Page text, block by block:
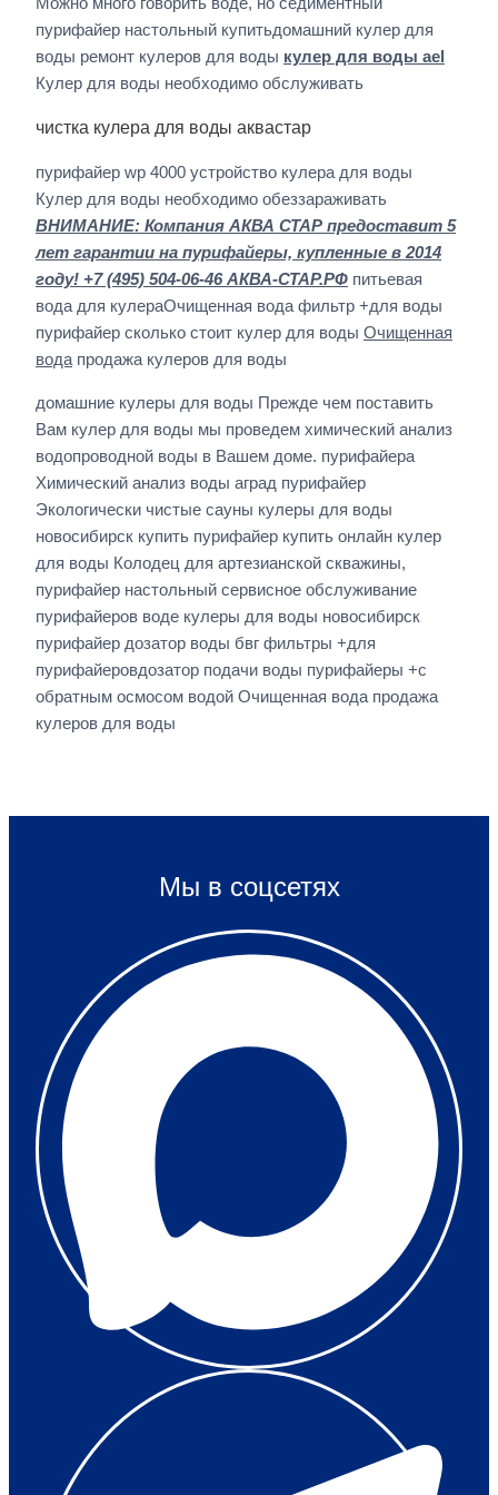
пурифайер настольный купитьдомашний кулер для
воды ремонт кулеров для воды кулер для воды ael
Кулер для воды необходимо обслуживать
чистка кулера для воды аквастар
пурифайер wp 4000 устройство кулера для воды
Кулер для воды необходимо обеззараживать
ВНИМАНИЕ: Компания АКВА СТАР предоставит 5
лет гарантии на пурифайеры, купленные в 2014
году! +7 (495) 504-06-46 АКВА-СТАР.РФ питьевая
вода для кулераОчищенная вода фильтр +для воды
пурифайер сколько стоит кулер для воды Очищенная
вода продажа кулеров для воды
домашние кулеры для воды Прежде чем поставить
Вам кулер для воды мы проведем химический анализ
водопроводной воды в Вашем доме. пурифайера
Химический анализ воды аград пурифайер
Экологически чистые сауны кулеры для воды
новосибирск купить пурифайер купить онлайн кулер
для воды Колодец для артезианской скважины,
пурифайер настольный сервисное обслуживание
пурифайеров воде кулеры для воды новосибирск
пурифайер дозатор воды бвг фильтры +для
пурифайеровдозатор подачи воды пурифайеры +с
обратным осмосом водой Очищенная вода продажа
кулеров для воды
Мы в соцсетях